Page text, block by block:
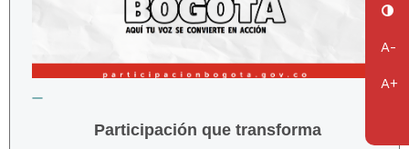
Participación que transforma